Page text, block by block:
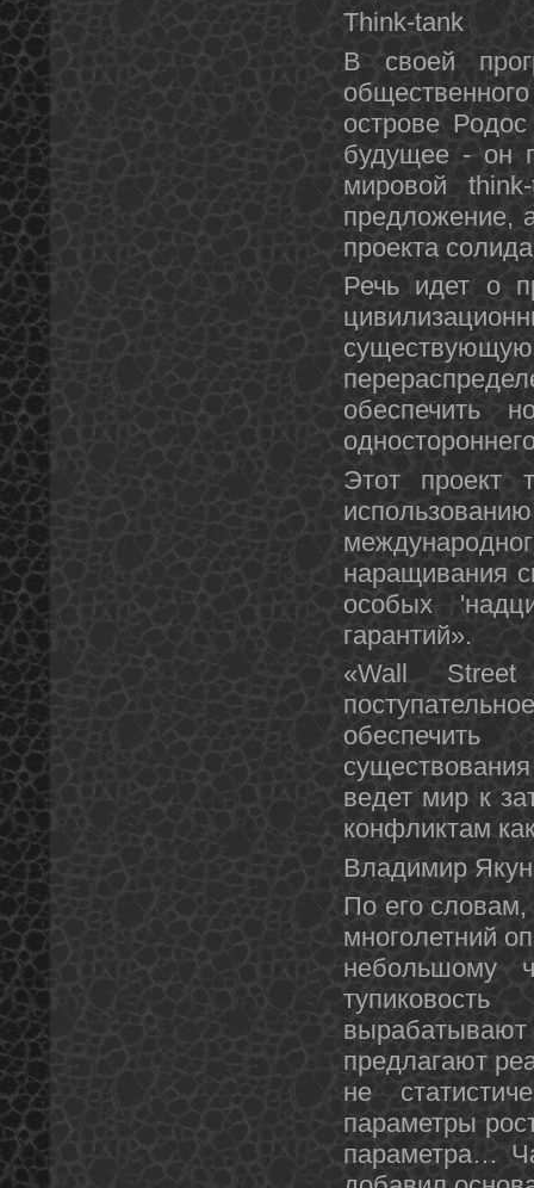
Think-tank
В своей
острове
будущее - он
мировой
предложение,
проекта
Речь идет о
обеспечить
Этот проект
наращивания
особых
гарантий».
«Wall Street
ведет мир к
конфликтам
Владимир
По его
многолетний
небольшому
предлагают
не
параметры
параметра…